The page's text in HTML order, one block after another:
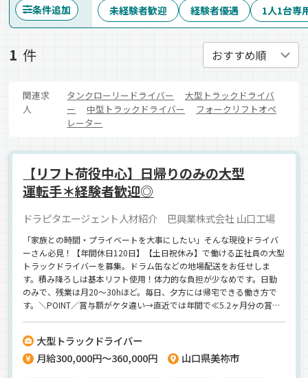
条件追加 未経験者歓迎 経験者優遇 1人1台専
1 件
関連求
人
タンクローリードライバー
大型トラックドライバ
ー
中型トラックドライバー
フォークリフトオペ
レーター
【リフト荷役中心】日帰りのみの大型
運転手＊経験者歓迎◎
ドラピタエージェント人材紹介 巴興業株式会社 山口工場
「家族との時間・プライベートを大事にしたい」そんな現役ドライバ
ーさん必見！【年間休日120日】【土日祝休み】で働ける正社員の大型
トラックドライバーを募集。ドラム缶などの地場配送をお任せしま
す。積み降ろしは基本リフト使用！体力的な負担が少なめです。日勤
のみで、残業は月20～30hほど。毎日、夕方には帰宅できる働き方で
す。＼POINT／賞与額がケタ違い→直近では年間で≪5.2ヶ月分の賞与
介になります！
大型トラックドライバー
月給300,000円～360,000円
山口県美祢市